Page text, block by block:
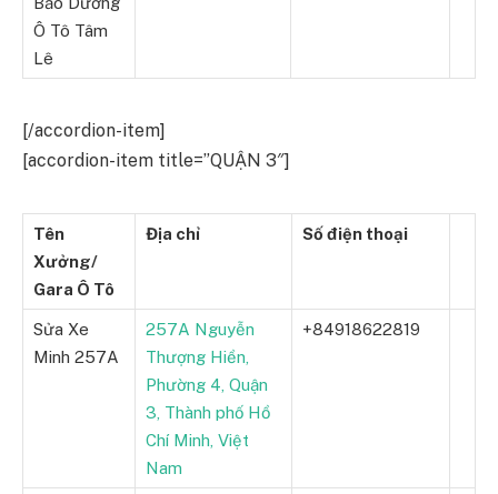
Ô Tô Tâm
Lê
[/accordion-item]
[accordion-item title=”QUẬN 3″]
Tên
Xưởng/
Gara Ô Tô
Địa chỉ Số điện thoại
Sửa Xe
Minh 257A
257A Nguyễn
Thượng Hiền,
Phường 4, Quận
3, Thành phố Hồ
Chí Minh, Việt
Nam
+84918622819